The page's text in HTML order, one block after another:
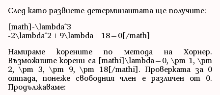
След като развиете детерминантата ще получите:
[math]-\lambda^3
-2\lambda^2+9\lambda+18=0[/math]
Намираме корените по метода на Хорнер.
Възможните корени са [mathi]\lambda=0, \pm 1, \pm
2, \pm 3, \pm 9, \pm 18[/mathi]. Проверката за 0
отпада, понеже свободния член е различен от 0.
Продължаваме: